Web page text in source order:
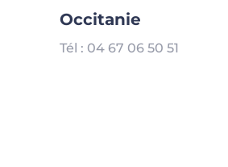
Occitanie
Tél : 04 67 06 50 51